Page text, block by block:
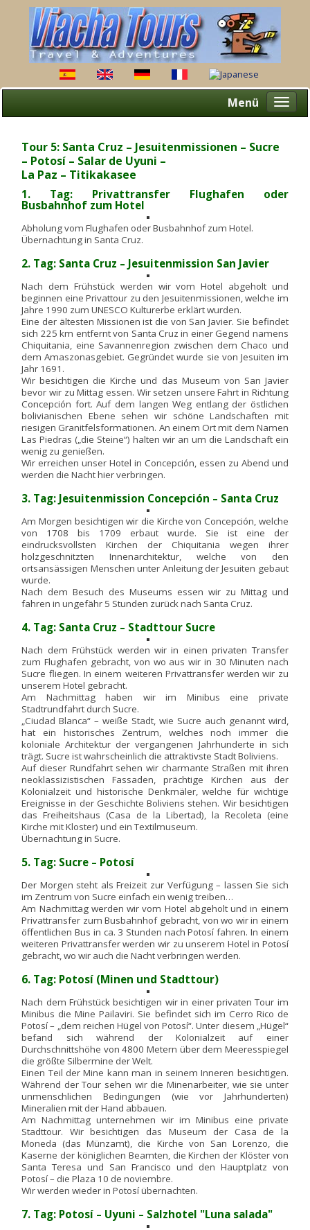
Menü
Tour 5: Santa Cruz – Jesuitenmissionen – Sucre
– Potosí – Salar de Uyuni –
La Paz – Titikakasee
1. Tag: Privattransfer Flughafen oder
Busbahnhof zum Hotel
Abholung vom Flughafen oder Busbahnhof zum Hotel.
Übernachtung in Santa Cruz.
2. Tag: Santa Cruz – Jesuitenmission San Javier
Nach dem Frühstück werden wir vom Hotel abgeholt und
beginnen eine Privattour zu den Jesuitenmissionen, welche im
Jahre 1990 zum UNESCO Kulturerbe erklärt wurden.
Eine der ältesten Missionen ist die von San Javier. Sie befindet
sich 225 km entfernt von Santa Cruz in einer Gegend namens
Chiquitania, eine Savannenregion zwischen dem Chaco und
dem Amaszonasgebiet. Gegründet wurde sie von Jesuiten im
Jahr 1691.
Wir besichtigen die Kirche und das Museum von San Javier
bevor wir zu Mittag essen. Wir setzen unsere Fahrt in Richtung
Concepción fort. Auf dem langen Weg entlang der östlichen
bolivianischen Ebene sehen wir schöne Landschaften mit
riesigen Granitfelsformationen. An einem Ort mit dem Namen
Las Piedras („die Steine“) halten wir an um die Landschaft ein
wenig zu genießen.
Wir erreichen unser Hotel in Concepción, essen zu Abend und
werden die Nacht hier verbringen.
3. Tag: Jesuitenmission Concepción – Santa Cruz
Am Morgen besichtigen wir die Kirche von Concepción, welche
von 1708 bis 1709 erbaut wurde. Sie ist eine der
eindrucksvollsten Kirchen der Chiquitania wegen ihrer
holzgeschnitzten Innenarchitektur, welche von den
ortsansässigen Menschen unter Anleitung der Jesuiten gebaut
wurde.
Nach dem Besuch des Museums essen wir zu Mittag und
fahren in ungefähr 5 Stunden zurück nach Santa Cruz.
4. Tag: Santa Cruz – Stadttour Sucre
Nach dem Frühstück werden wir in einen privaten Transfer
zum Flughafen gebracht, von wo aus wir in 30 Minuten nach
Sucre fliegen. In einem weiteren Privattransfer werden wir zu
unserem Hotel gebracht.
Am Nachmittag haben wir im Minibus eine private
Stadtrundfahrt durch Sucre.
„Ciudad Blanca“ – weiße Stadt, wie Sucre auch genannt wird,
hat ein historisches Zentrum, welches noch immer die
koloniale Architektur der vergangenen Jahrhunderte in sich
trägt. Sucre ist wahrscheinlich die attraktivste Stadt Boliviens.
Auf dieser Rundfahrt sehen wir charmante Straßen mit ihren
neoklassizistischen Fassaden, prächtige Kirchen aus der
Kolonialzeit und historische Denkmäler, welche für wichtige
Ereignisse in der Geschichte Boliviens stehen. Wir besichtigen
das Freiheitshaus (Casa de la Libertad), la Recoleta (eine
Kirche mit Kloster) und ein Textilmuseum.
Übernachtung in Sucre.
5. Tag: Sucre – Potosí
Der Morgen steht als Freizeit zur Verfügung – lassen Sie sich
im Zentrum von Sucre einfach ein wenig treiben…
Am Nachmittag werden wir vom Hotel abgeholt und in einem
Privattransfer zum Busbahnhof gebracht, von wo wir in einem
öffentlichen Bus in ca. 3 Stunden nach Potosí fahren. In einem
weiteren Privattransfer werden wir zu unserem Hotel in Potosí
gebracht, wo wir auch die Nacht verbringen werden.
6. Tag: Potosí (Minen und Stadttour)
Nach dem Frühstück besichtigen wir in einer privaten Tour im
Minibus die Mine Pailaviri. Sie befindet sich im Cerro Rico de
Potosí – „dem reichen Hügel von Potosí“. Unter diesem „Hügel“
befand sich während der Kolonialzeit auf einer
Durchschnittshöhe von 4800 Metern über dem Meeresspiegel
die größte Silbermine der Welt.
Einen Teil der Mine kann man in seinem Inneren besichtigen.
Während der Tour sehen wir die Minenarbeiter, wie sie unter
unmenschlichen Bedingungen (wie vor Jahrhunderten)
Mineralien mit der Hand abbauen.
Am Nachmittag unternehmen wir im Minibus eine private
Stadttour. Wir besichtigen das Museum der Casa de la
Moneda (das Münzamt), die Kirche von San Lorenzo, die
Kaserne der königlichen Beamten, die Kirchen der Klöster von
Santa Teresa und San Francisco und den Hauptplatz von
Potosí – die Plaza 10 de noviembre.
Wir werden wieder in Potosí übernachten.
7. Tag: Potosí – Uyuni – Salzhotel "Luna salada"